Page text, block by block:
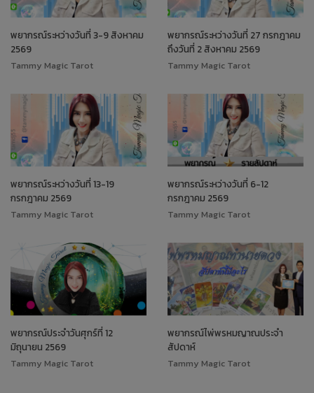
พยากรณ์ระหว่างวันที่ 3-9 สิงหาคม
2569
Tammy Magic Tarot
พยากรณ์ระหว่างวันที่ 27 กรกฎาคม
ถึงวันที่ 2 สิงหาคม 2569
Tammy Magic Tarot
พยากรณ์ระหว่างวันที่ 13-19
กรกฎาคม 2569
Tammy Magic Tarot
พยากรณ์ระหว่างวันที่ 6-12
กรกฎาคม 2569
Tammy Magic Tarot
พยากรณ์ประจำวันศุกร์ที่ 12
มิถุนายน 2569
Tammy Magic Tarot
พยากรณ์ไพ่พรหมญาณประจำ
สัปดาห์
Tammy Magic Tarot